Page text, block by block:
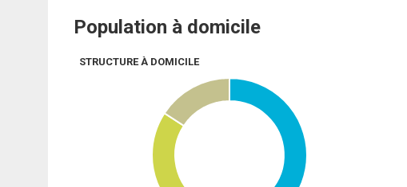
Population à domicile
STRUCTURE À DOMICILE